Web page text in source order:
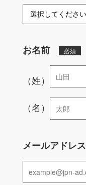
お名前 必須
（姓）
（名）
メールアドレス